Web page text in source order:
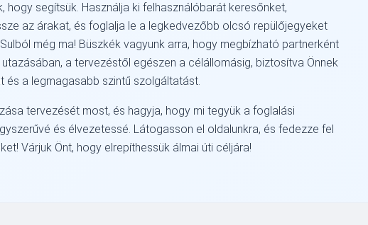
hogy segítsük. Használja ki felhasználóbarát keresőnket,
az árakat, és foglalja le a legkedvezőbb olcsó repülőjegyeket
még ma! Büszkék vagyunk arra, hogy megbízható partnerként
utazásában, a tervezéstől egészen a célállomásig, biztosítva Önnek
és a legmagasabb szintű szolgáltatást.
tervezését most, és hagyja, hogy mi tegyük a foglalási
és élvezetessé. Látogasson el oldalunkra, és fedezze fel
Várjuk Önt, hogy elrepíthessük álmai úti céljára!